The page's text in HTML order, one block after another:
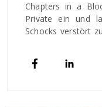
Chapters in a
Private ein und
Schocks verstört